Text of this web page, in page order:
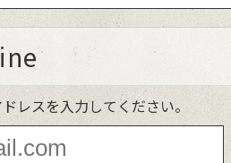
レスを入力してください。